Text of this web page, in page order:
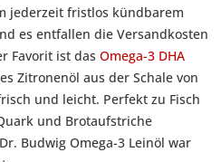
jederzeit fristlos kündbarem
es entfallen die Versandkosten
Favorit ist das Omega-3 DHA
Zitronenöl aus der Schale von
und leicht. Perfekt zu Fisch
und Brotaufstriche
Budwig Omega-3 Leinöl war